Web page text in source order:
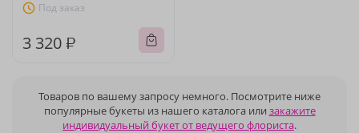
Под заказ
3 320 ₽
Товаров по вашему запросу немного. Посмотрите ниже
популярные букеты из нашего каталога или закажите
индивидуальный букет от ведущего флориста.